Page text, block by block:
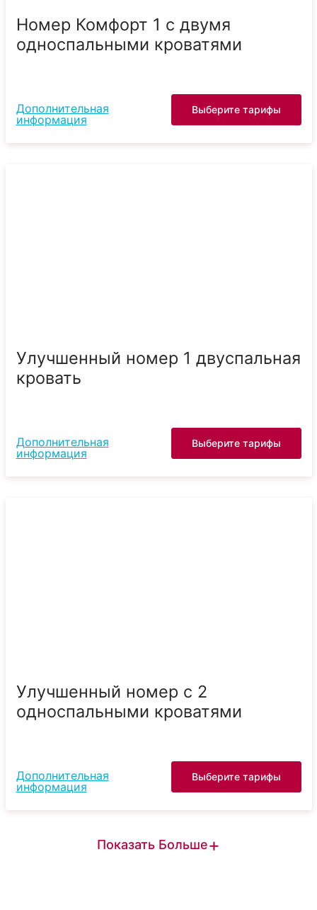
Номер Комфорт 1 с двумя
односпальными кроватями
Дополнительная
информация
Выберите тарифы
Улучшенный номер 1 двуспальная
кровать
Дополнительная
информация
Выберите тарифы
Улучшенный номер с 2
односпальными кроватями
Дополнительная
информация
Выберите тарифы
Показать Больше+